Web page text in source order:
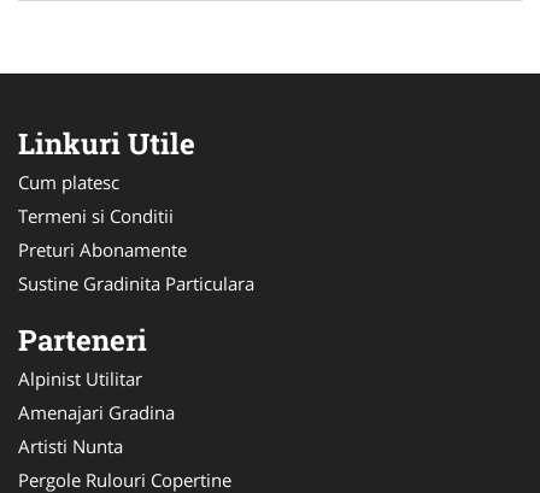
Linkuri Utile
Cum platesc
Termeni si Conditii
Preturi Abonamente
Sustine Gradinita Particulara
Parteneri
Alpinist Utilitar
Amenajari Gradina
Artisti Nunta
Pergole Rulouri Copertine